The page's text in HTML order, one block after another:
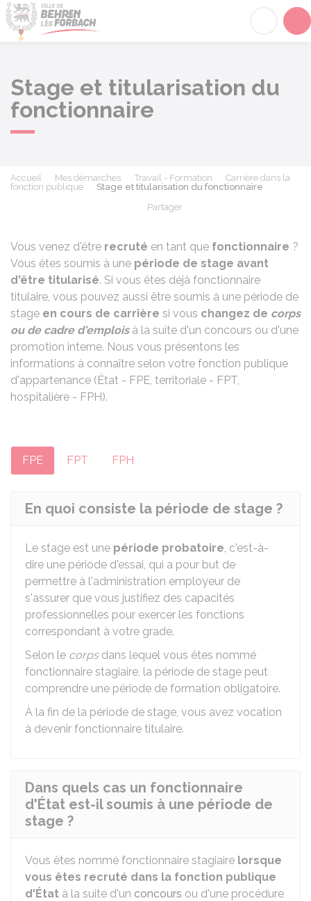
Stage et titularisation du
fonctionnaire
Accueil Mes démarches Travail - Formation
Carrière dans la
fonction publique
Stage et titularisation du fonctionnaire
Partager
Vous venez d'être recruté en tant que fonctionnaire ?
Vous êtes soumis à une période de stage avant
d'être titularisé. Si vous êtes déjà fonctionnaire
titulaire, vous pouvez aussi être soumis à une période de
stage en cours de carrière si vous changez de corps
ou de cadre d'emploisà la suite d'un concours ou d'une
promotion interne. Nous vous présentons les
informations à connaître selon votre fonction publique
d'appartenance (État - FPE, territoriale - FPT,
hospitalière - FPH).
FPE FPT FPH
En quoi consiste la période de stage ?
Le stage est une période probatoire, c'est-à-
dire une période d'essai, qui a pour but de
permettre à l'administration employeur de
s'assurer que vous justifiez des capacités
professionnelles pour exercer les fonctions
correspondant à votre grade.
Selon le corpsdans lequel vous êtes nommé
fonctionnaire stagiaire, la période de stage peut
comprendre une période de formation obligatoire.
À la fin de la période de stage, vous avez vocation
à devenir fonctionnaire titulaire.
Dans quels cas un fonctionnaire
d'État est-il soumis à une période de
stage ?
Vous êtes nommé fonctionnaire stagiaire lorsque
vous êtes recruté dans la fonction publique
d'État à la suite d'un concours ou d'une procédure